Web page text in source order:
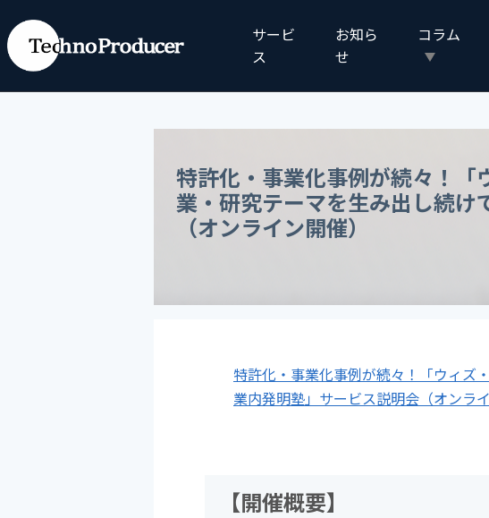
サービ
ス
お知ら
せ
コラム
特許化・事業化事例が続々！「
業・研究テーマを生み出し続
（オンライン開催）
特許化・事業化事例が続々！「ウィズ
業内発明塾」サービス説明会（オンライ
【開催概要】